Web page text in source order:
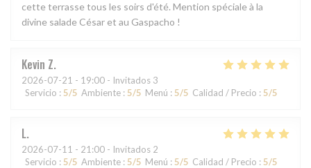
cette terrasse tous les soirs d'été. Mention spéciale à la
divine salade César et au Gaspacho !
Kevin Z
2026-07-21 - 19:00 - Invitados 3
Servicio : 5/5 Ambiente : 5/5 Menú : 5/5 Calidad / Precio : 5/5
L
2026-07-11 - 21:00 - Invitados 2
Servicio : 5/5 Ambiente : 5/5 Menú : 5/5 Calidad / Precio : 5/5